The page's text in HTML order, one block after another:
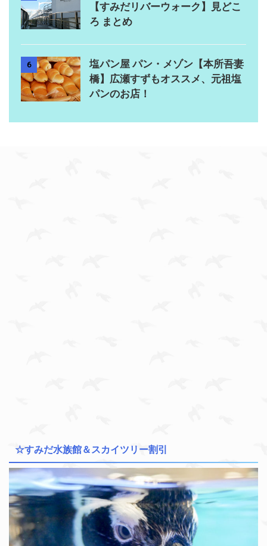
【すみだリバーウォーク】見どこ
ろ まとめ
6
塩パン屋 パン・メゾン【本所吾妻
橋】広瀬すずもオススメ、元祖塩
パンのお店！
☆すみだ水族館＆スカイツリー割引